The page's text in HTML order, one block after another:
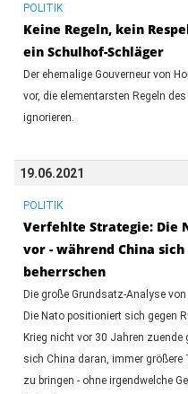
POLITIK
Keine Regeln, kein
ein Schulhof-Schläger
Der ehemalige Gouverneur von
vor, die elementarsten Regeln
ignorieren.
19.06.2021
POLITIK
Verfehlte Strategie: Die
vor - während China
beherrschen
Die große Grundsatz-Analyse
Die Nato positioniert sich gegen
Krieg nicht vor 30 Jahren
sich China daran, immer größere
zu bringen - ohne irgendwelche